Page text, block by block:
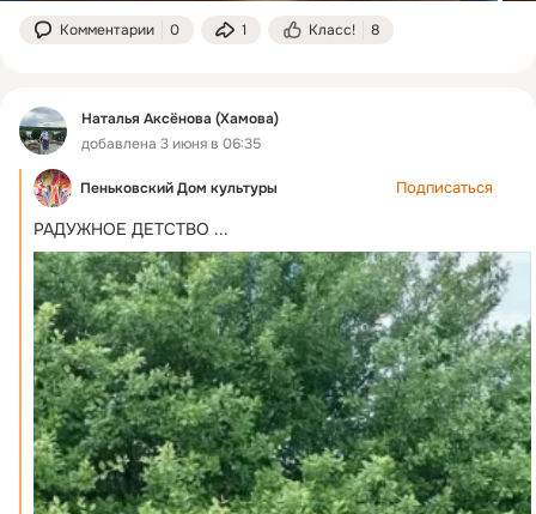
Комментарии 0 1 Класс! 8
Наталья Аксёнова (Хамова)
добавлена 3 июня в 06:35
Пеньковский Дом культуры Подписаться
РАДУЖНОЕ ДЕТСТВО ...